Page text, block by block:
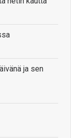
ja sen